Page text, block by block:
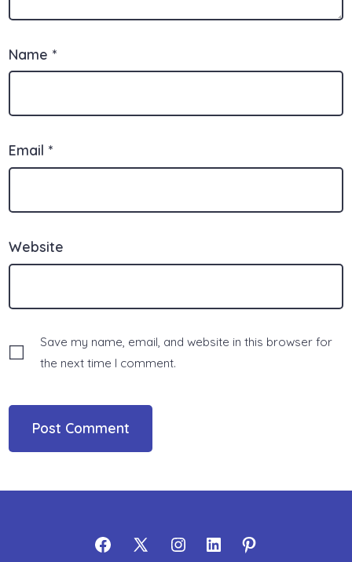
Name *
Email *
Website
Save my name, email, and website in this browser for
the next time I comment.
Open OpenOpenOpen